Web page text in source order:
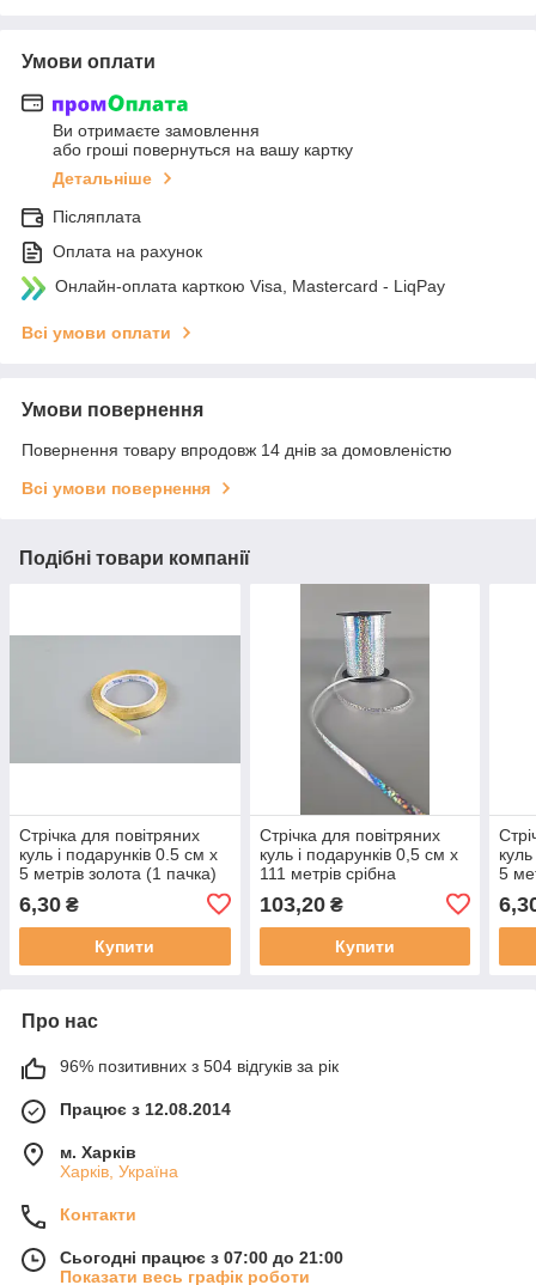
Умови оплати
Ви отримаєте замовлення
або гроші повернуться на вашу картку
Детальніше
Післяплата
Оплата на рахунок
Онлайн-оплата карткою Visa, Mastercard - LiqPay
Всі умови оплати
Умови повернення
Повернення товару впродовж 14 днів за домовленістю
Всі умови повернення
Подібні товари компанії
Стрічка для повітряних
куль і подарунків 0.5 см х
5 метрів золота (1 пачка)
6,30 ₴
Купити
Стрічка для повітряних
куль і подарунків 0,5 см х
111 метрів срібна
103,20₴
Купити
5
Про нас
96% позитивних з 504 відгуків за рік
Працює з 12.08.2014
м. Харків
Харків, Україна
Контакти
Сьогодні працює з 07:00 до 21:00
Показати весь графік роботи